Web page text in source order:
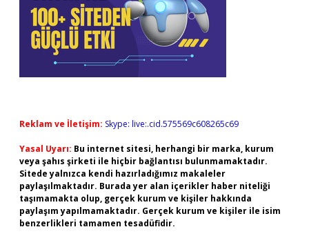
Reklam ve İletişim: Skype: live:.cid.575569c608265c69
Yasal Uyarı: Bu internet sitesi, herhangi bir marka, kurum
veya şahıs şirketi ile hiçbir bağlantısı bulunmamaktadır.
Sitede yalnızca kendi hazırladığımız makaleler
paylaşılmaktadır. Burada yer alan içerikler haber niteliği
taşımamakta olup, gerçek kurum ve kişiler hakkında
paylaşım yapılmamaktadır. Gerçek kurum ve kişiler ile isim
benzerlikleri tamamen tesadüfidir.